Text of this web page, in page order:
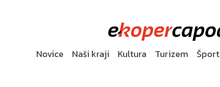
Novice Naši kraji Kultura Turizem Šport